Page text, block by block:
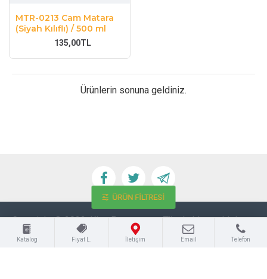
MTR-0213 Cam Matara
(Siyah Kılıflı) / 500 ml
135,00TL
Ürünlerin sonuna geldiniz.
Copyright © 2022, Klas Promosyon, Tüm hakları saklıdır.
BC Yazılım
Katalog Fiyat L. İletişim Email Telefon
ÜRÜN FILTRESI